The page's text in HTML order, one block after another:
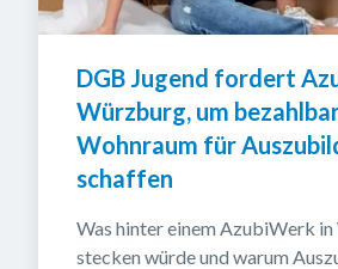
DGB Jugend fordert
Würzburg, um
Wohnraum für
schaffen
Was hinter einem AzubiWerk
stecken würde und warum